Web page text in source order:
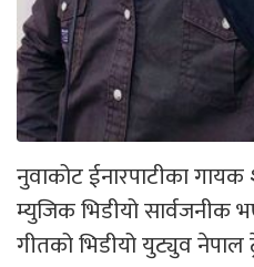
नुवाकोट ईनारपाटीका गायक
म्युजिक भिडीयो सार्वजनीक
गीतको भिडीयो युट्युव नेपाल